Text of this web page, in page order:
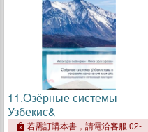
11.Озёрные системы
Узбекис&
若需訂購本書，請電洽客服 02-